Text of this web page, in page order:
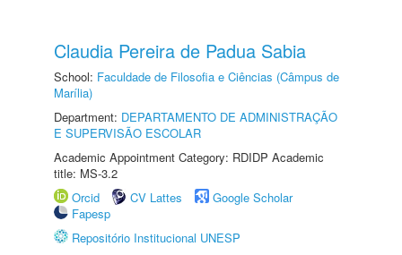
Claudia Pereira de Padua Sabia
School: Faculdade de Filosofia e Ciências (Câmpus de
Marília)
Department: DEPARTAMENTO DE ADMINISTRAÇÃO
E SUPERVISÃO ESCOLAR
Academic Appointment Category: RDIDP Academic
title: MS-3.2
Orcid
CV Lattes
Google Scholar
Fapesp
Repositório Institucional UNESP